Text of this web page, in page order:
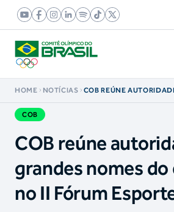
HOME NOTÍCIAS
COB REÚNE
COB
COB reúne
grandes nomes
no II Fórum